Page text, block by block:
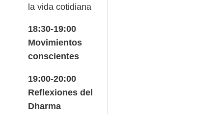
la vida cotidiana
18:30-19:00
Movimientos
conscientes
19:00-20:00
Reflexiones del
Dharma